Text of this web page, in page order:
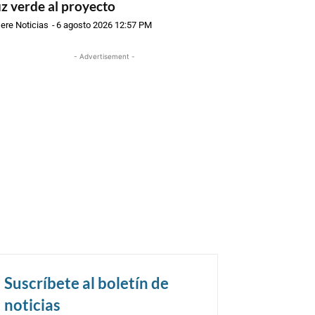
verde al proyecto
Noticias -6 agosto 2026 12:57 PM
- Advertisement -
Suscríbete al boletín de
noticias